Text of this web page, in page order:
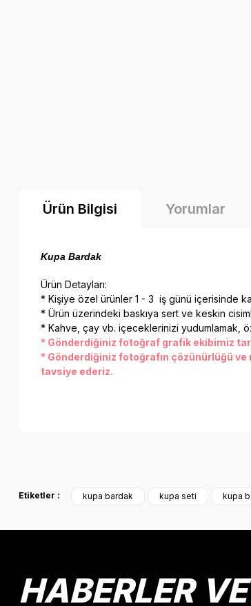
Ürün Bilgisi Yorumlar
Kupa Bardak
Ürün Detayları:
* Kişiye özel ürünler 1 - 3 iş günü içerisinde
* Ürün üzerindeki baskıya sert ve keskin
* Kahve, çay vb. içeceklerinizi yudumlamak,
* Gönderdiğiniz fotoğraf grafik ekibimiz
* Gönderdiğiniz fotoğrafın çözünürlüğü
tavsiye ederiz.
Ürün açıklamasında eksik bilgiler bulunuyor.
Bu ürüne benzer farklı alternatifler olmalı.
Etiketler : kupa bardak kupa seti kupa
HABERLER